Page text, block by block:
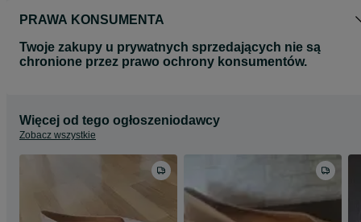
PRAWA KONSUMENTA
Twoje zakupy u prywatnych sprzedających nie są
chronione przez prawo ochrony konsumentów.
Więcej od tego ogłoszeniodawcy
Zobacz wszystkie